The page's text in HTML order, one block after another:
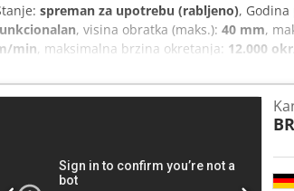
spreman za upotrebu (rabljeno),
, visina obratka (maks.): 40 mm,
min, maksimalna brzina okretanja: 12.000
zajamčena prodaja najvišoj ponudi! TEHNIČKI
ploče: 40 mm Minimalna visina
debljina ruba: 0,3 mm Maksimalna debljina
STROJA Jedinica za formatno rezanje Jedinica:
Kadica za vruće ljepilo Prijenosna staza s
Jedinica: Obrada glave Broj motora: 2